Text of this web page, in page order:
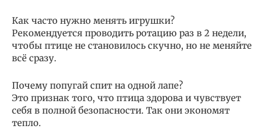
Как часто нужно менять игрушки?
Рекомендуется проводить ротацию раз в 2 недели,
чтобы птице не становилось скучно, но не меняйте
всё сразу.
Почему попугай спит на одной лапе?
Это признак того, что птица здорова и чувствует
себя в полной безопасности. Так они экономят
тепло.